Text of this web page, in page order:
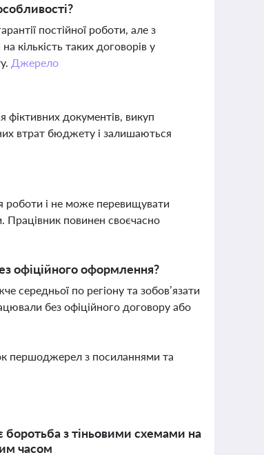
постійної роботи, але з
кількість таких договорів у
Джерело
документів, викуп
втрат бюджету і залишаються
роботи і не може перевищувати
Працівник повинен своєчасно
офіційного оформлення?
середньої по регіону та зобов’язати
без офіційного договору або
першоджерел з посиланнями та
боротьба з тіньовими схемами на
часом